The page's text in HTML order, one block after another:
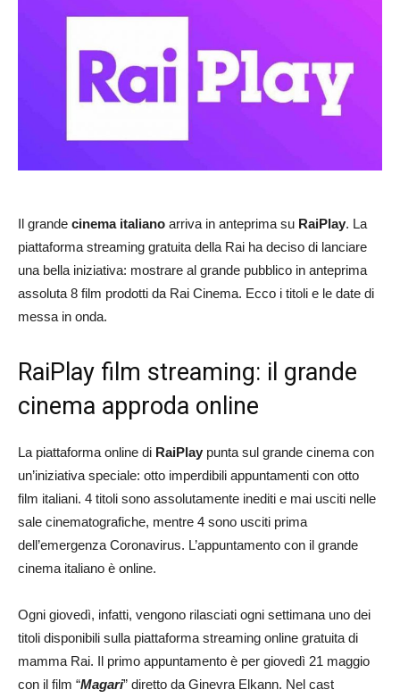
Il grande cinema italiano arriva in anteprima su RaiPlay. La
piattaforma streaming gratuita della Rai ha deciso di lanciare
una bella iniziativa: mostrare al grande pubblico in anteprima
assoluta 8 film prodotti da Rai Cinema. Ecco i titoli e le date di
messa in onda.
RaiPlay film streaming: il grande
cinema approda online
La piattaforma online di RaiPlay punta sul grande cinema con
un’iniziativa speciale: otto imperdibili appuntamenti con otto
film italiani. 4 titoli sono assolutamente inediti e mai usciti nelle
sale cinematografiche, mentre 4 sono usciti prima
dell’emergenza Coronavirus. L’appuntamento con il grande
cinema italiano è online.
Ogni giovedì, infatti, vengono rilasciati ogni settimana uno dei
titoli disponibili sulla piattaforma streaming online gratuita di
mamma Rai. Il primo appuntamento è per giovedì 21 maggio
con il film “Magari” diretto da Ginevra Elkann. Nel cast